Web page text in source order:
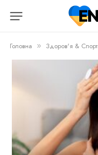
Головна » Здоров'я & Спорт